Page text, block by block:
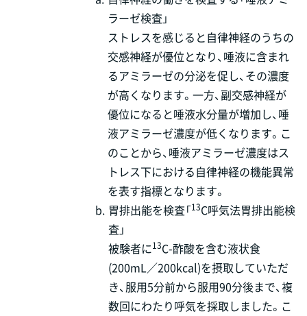
ラーゼ検査」
ストレスを感じると自律神経のうちの
交感神経が優位となり、唾液に含まれ
るアミラーゼの分泌を促し、その濃度
が高くなります。一方、副交感神経が
優位になると唾液水分量が増加し、唾
液アミラーゼ濃度が低くなります。こ
のことから、唾液アミラーゼ濃度はス
トレス下における自律神経の機能異常
を表す指標となります。
b. 胃排出能を検査「13C呼気法胃排出能検
査」
被験者に13C-酢酸を含む液状食
(200mL／200kcal)を摂取していただ
き、服用5分前から服用90分後まで、複
数回にわたり呼気を採取しました。こ